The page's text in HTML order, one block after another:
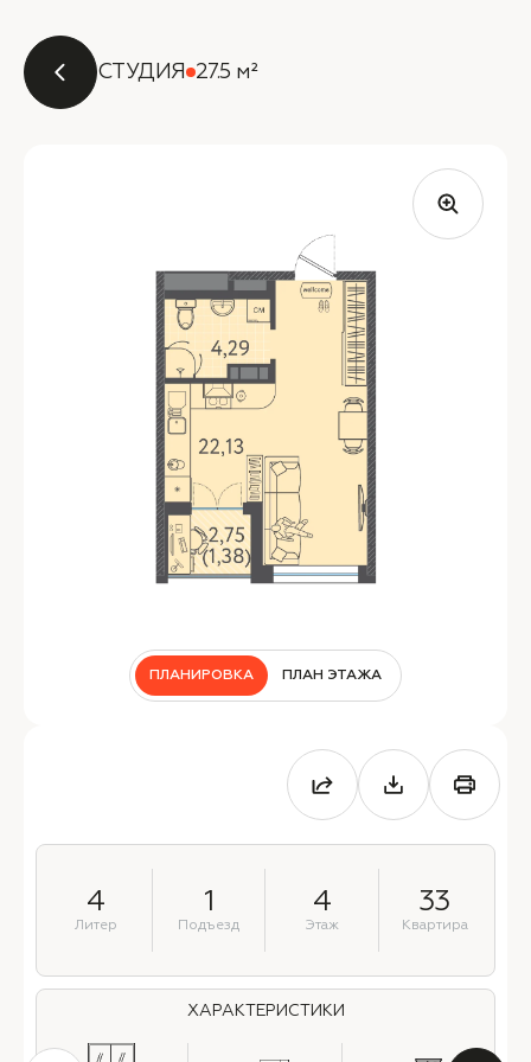
СТУДИЯ 27.5 м²
ПЛАНИРОВКА ПЛАН ЭТАЖА
4
Литер
1
Подъезд
4
Этаж
33
Квартира
ХАРАКТЕРИСТИКИ